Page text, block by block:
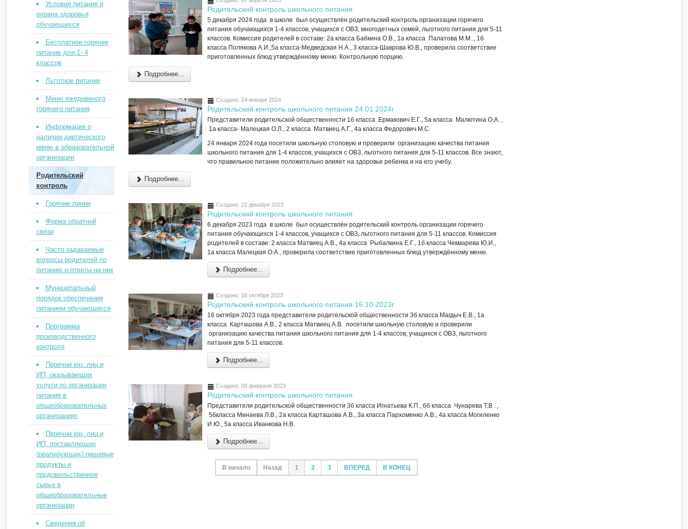
Родительский контроль школьного питания
5 декабря 2024 года в школе был осуществлён родительский контроль организации горячего
питания обучающихся 1-4 классов, учащихся с ОВЗ, многодетных семей, льготного питания для 5-11
классов. Комиссия родителей в составе: 2а класса Бабкина О.В., 1а класса Палатова М.М.., 1б
класса Полякова А.И.,5а класса-Медведская Н.А., 3 класса-Шаврова Ю.В., проверила соответствие
приготовленных блюд утверждённому меню. Контрольную порцию.
Подробнее...
Создано: 24 января 2024
Родительский контроль школьного питания 24.01.2024г
Представители родительской общественности 1б класса Ермакович Е.Г., 5а класса Малютина О.А. ,
1а класса- Малецкая О.Л., 2 класса Матвиец А.Г., 4а класса Федорович М.С.
24 января 2024 года посетили школьную столовую и проверили организацию качества питания
школьного питания для 1-4 классов, учащихся с ОВЗ, льготного питания для 5-11 классов. Все знают,
что правильное питание положительно влияет на здоровье ребенка и на его учебу.
Подробнее...
Создано: 22 декабря 2023
Родительский контроль школьного питания
6 декабря 2023 года в школе был осуществлён родительский контроль организации горячего
питания обучающихся 1-4 классов, учащихся с ОВЗ, льготного питания для 5-11 классов. Комиссия
родителей в составе: 2 класса Матвиец А.В., 4а класса Рыбалкина Е.Г., 1б класса Чекмарева Ю.И.,
1а класса Малецкая О.А., проверила соответствие приготовленных блюд утверждённому меню.
Подробнее...
Создано: 16 октября 2023
Родительский контроль школьного питания 16.10.2023г
16 октября 2023 года представители родительской общественности 3б класса Магдыч Е.В., 1а
класса Карташова А.В., 2 класса Матвиец А.В. посетили школьную столовую и проверили
организацию качества питания школьного питания для 1-4 классов, учащихся с ОВЗ, льготного
питания для 5-11 классов.
Подробнее...
Создано: 08 февраля 2023
Родительский контроль школьного питания
Представители родительской общественности 3б класса Игнатьева К.П., 6б класса Чунарева Т.В . ,
5бкласса Минаева Л.В., 2а класса Карташова А.В., 3а класса Пархоменко А.В., 4а класса Могиленко
И.Ю., 5а класса Иванкова Н.В.
Подробнее...
В начало Назад 1 2 3 ВПЕРЕД В КОНЕЦ
Условия питания и
охрана здоровья
обучающихся
Бесплатное горячее
питание для 1- 4
классов
Льготное питание
Меню ежедневного
горячего питания
Информация о
наличии диетического
меню в образовательной
организации
Родительский
контроль
Горячие линии
Форма обратной
связи
Часто задаваемые
вопросы родителей по
питанию и ответы на них
Муниципальный
порядок обеспечения
питанием обучающихся
Программа
производственного
контроля
Перечни юр. лиц и
ИП, оказывающих
услуги по организации
питания в
общеобразовательных
организациях
Перечни юр. лиц и
ИП, поставляющих
(реализующих) пищевые
продукты и
продовольственное
сырье в
общеобразовательные
организации
Сведения об